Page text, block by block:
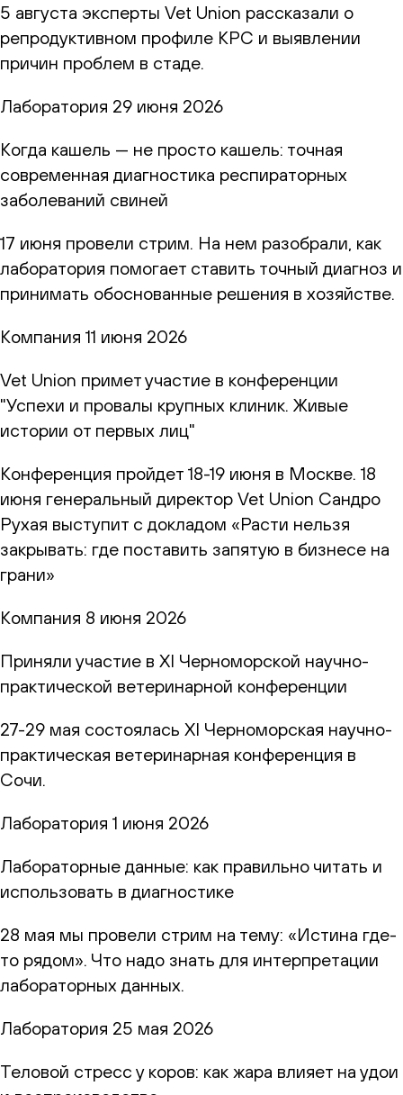
5 августа эксперты Vet Union рассказали о
репродуктивном профиле КРС и выявлении
причин проблем в стаде.
Лаборатория 29 июня 2026
Когда кашель — не просто кашель: точная
современная диагностика респираторных
заболеваний свиней
17 июня провели стрим. На нем разобрали, как
лаборатория помогает ставить точный диагноз и
принимать обоснованные решения в хозяйстве.
Компания 11 июня 2026
Vet Union примет участие в конференции
"Успехи и провалы крупных клиник. Живые
истории от первых лиц"
Конференция пройдет 18-19 июня в Москве. 18
июня генеральный директор Vet Union Сандро
Рухая выступит с докладом «Расти нельзя
закрывать: где поставить запятую в бизнесе на
грани»
Компания 8 июня 2026
Приняли участие в XI Черноморской научно-
практической ветеринарной конференции
27-29 мая состоялась XI Черноморская научно-
практическая ветеринарная конференция в
Сочи.
Лаборатория 1 июня 2026
Лабораторные данные: как правильно читать и
использовать в диагностике
28 мая мы провели стрим на тему: «Истина где-
то рядом». Что надо знать для интерпретации
лабораторных данных.
Лаборатория 25 мая 2026
Теловой стресс у коров: как жара влияет на удои